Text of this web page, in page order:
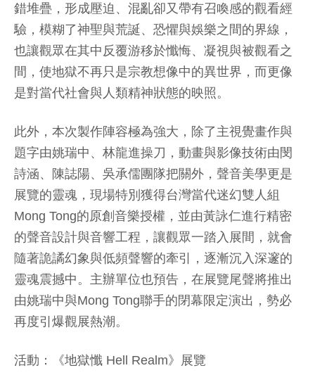
錯堆疊，形成壓迫、混亂卻又帶有召喚感的觀看經
驗，模糊了神聖與荒誕、恐懼與娛樂之間的界線，
也讓觀眾在其中反覆游移於懺悔、凝視與被觀看之
間，使地獄不再只是宗教想像中的異世界，而更像
是對當代社會與人類精神狀態的映照。
此外，本次製作陣容極為強大，除了主視覺畫作與
題字由姚瑞中、林龍進操刀，動畫與影像技術由閔
詩涵、陳誌陽、吳承儒團隊把關外，聲音美學更是
展覽的靈魂，現場特別獲得台灣當代迷幻雙人組
Mong Tong的原創音樂授權，並由黃詠仁進行精密
的聲音設計與音響工程，讓觀眾一踏入展間，就會
隨著詭譎幻象與低頻聲響的牽引，逐漸沉入深邃的
靈魂震撼中。主辦單位也預告，在展覽尾聲將推出
由姚瑞中與Mong Tong聯手的閉幕限定演出，勢必
再度引爆觀展熱潮。
活動：《地獄懺 Hell Realm》展覽